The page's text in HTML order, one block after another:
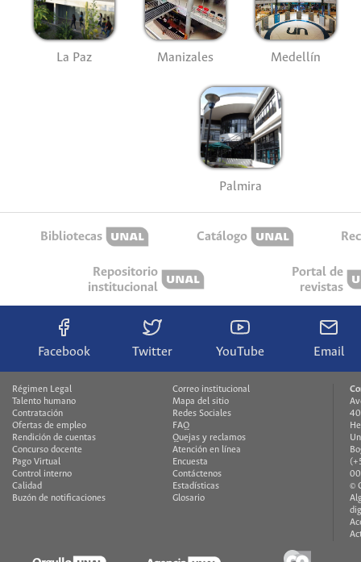
La Paz Manizales Medellín
Palmira
Bibliotecas Catálogo
Repositorio
institucional
Portal de
revistas
Facebook Twitter YouTube Email
Régimen Legal
Talento humano
Contratación
Ofertas de empleo
Rendición de cuentas
Concurso docente
Pago Virtual
Control interno
Calidad
Buzón de notificaciones
Correo institucional
Mapa del sitio
Redes Sociales
FAQ
Quejas y reclamos
Atención en línea
Encuesta
Contáctenos
Estadísticas
Glosario
©